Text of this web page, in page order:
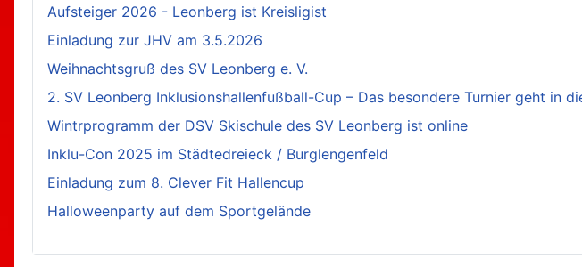
Aufsteiger 2026 - Leonberg ist Kreisligist
Einladung zur JHV am 3.5.2026
Weihnachtsgruß des SV Leonberg e. V.
2. SV Leonberg Inklusionshallenfußball-Cup – Das besondere Turnier geht in
Wintrprogramm der DSV Skischule des SV Leonberg ist online
Inklu-Con 2025 im Städtedreieck / Burglengenfeld
Einladung zum 8. Clever Fit Hallencup
Halloweenparty auf dem Sportgelände